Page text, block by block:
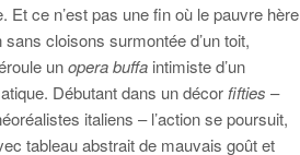
ce n’est pas une fin où le pauvre hère
cloisons surmontée d’un toit,
unopera buffa intimiste d’un
Débutant dans un décor fifties –
italiens – l’action se poursuit,
tableau abstrait de mauvais goût et